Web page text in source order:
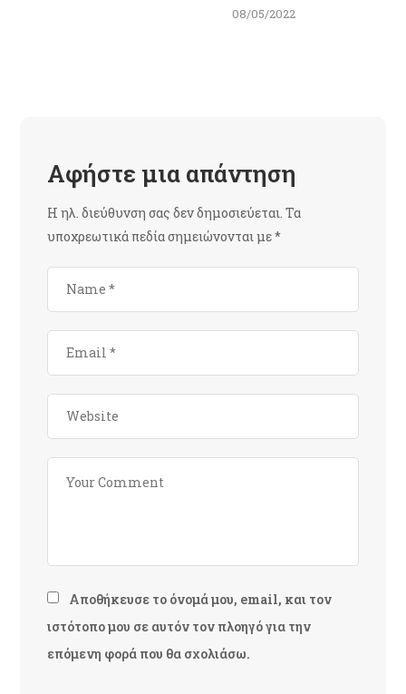
08/05/2022
Αφήστε μια απάντηση
Η ηλ. διεύθυνση σας δεν δημοσιεύεται. Τα
υποχρεωτικά πεδία σημειώνονται με*
Αποθήκευσε το όνομά μου, email, και τον
ιστότοπο μου σε αυτόν τον πλοηγό για την
επόμενη φορά που θα σχολιάσω.